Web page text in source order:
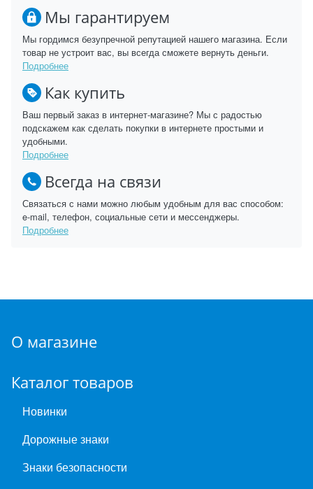
Мы гарантируем
Мы гордимся безупречной репутацией нашего магазина. Если
товар не устроит вас, вы всегда сможете вернуть деньги.
Подробнее
Как купить
Ваш первый заказ в интернет-магазине? Мы с радостью
подскажем как сделать покупки в интернете простыми и
удобными.
Подробнее
Всегда на связи
Связаться с нами можно любым удобным для вас способом:
e-mail, телефон, социальные сети и мессенджеры.
Подробнее
О магазине
Каталог товаров
Новинки
Дорожные знаки
Знаки безопасности